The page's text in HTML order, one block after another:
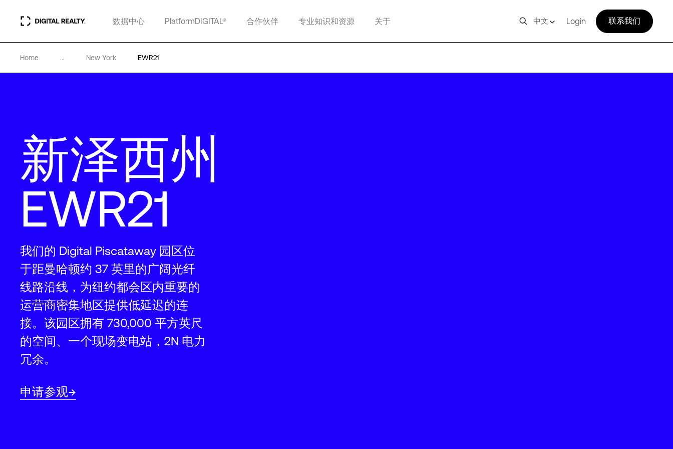
数据中心 PlatformDIGITAL® 合作伙伴 专业知识和资源 关于 中文 Login 联系我们
Home ... New York EWR21
新泽西州
EWR21
我们的 Digital Piscataway 园区位
于距曼哈顿约 37 英里的广阔光纤
线路沿线，为纽约都会区内重要的
运营商密集地区提供低延迟的连
接。该园区拥有 730,000 平方英尺
的空间、一个现场变电站，2N 电力
冗余。
申请参观
EWR21